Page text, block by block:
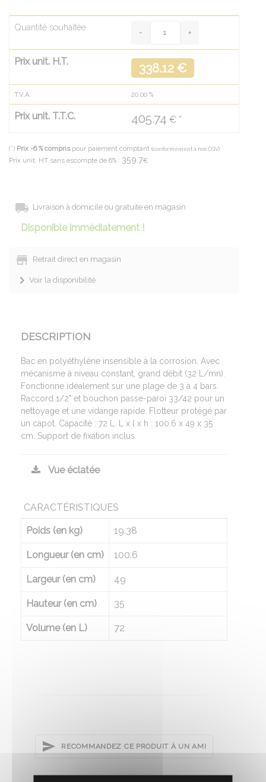
Quantité souhaitée
Prix unit. H.T. 338.12 €
T.V.A. 20.00 %
Prix unit. T.T.C. 405.74 € *
(*) Prix -6 % compris pour paiement comptant (conformément à nos CGV)
Prix unit. HT sans escompte de 6% : 359.7€
Livraison à domicile ou gratuite en magasin
Disponible immédiatement !
Retrait direct en magasin
Voir la disponibilité
DESCRIPTION
Bac en polyéthylène insensible à la corrosion. Avec
mécanisme à niveau constant, grand débit (32 L/mn).
Fonctionne idéalement sur une plage de 3 à 4 bars.
Raccord 1/2" et bouchon passe-paroi 33/42 pour un
nettoyage et une vidange rapide. Flotteur protégé par
un capot. Capacité : 72 L. L x l x h : 100.6 x 49 x 35
cm. Support de fixation inclus.
Vue éclatée
CARACTÉRISTIQUES
Poids (en kg) 19.38
Longueur (en cm) 100.6
Largeur (en cm) 49
Hauteur (en cm) 35
Volume (en L) 72
RECOMMANDEZ CE PRODUIT À UN AMI